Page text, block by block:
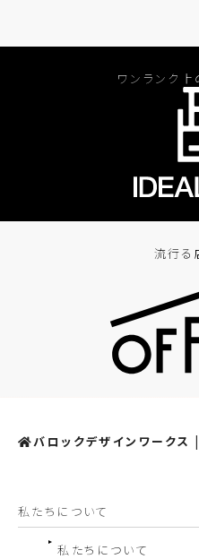
ワンランク上
流行る
バロックデザインワークス
私たちについて
私たちについて